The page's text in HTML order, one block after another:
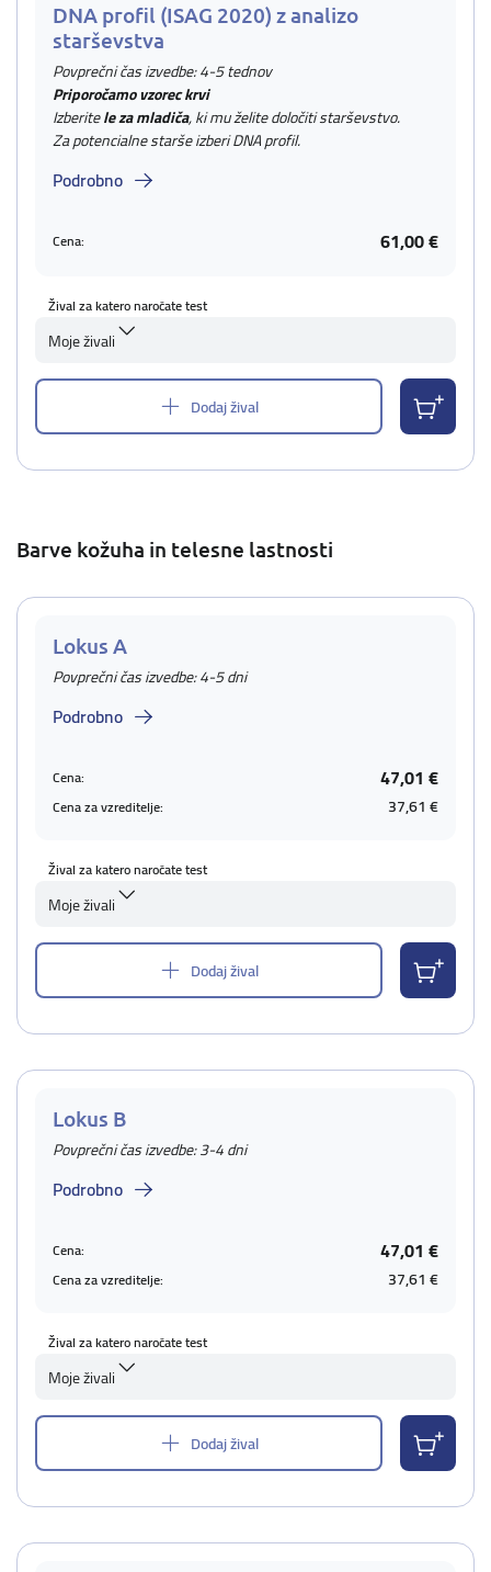
DNA profil (ISAG 2020) z analizo
starševstva
Povprečni čas izvedbe: 4-5 tednov
Priporočamo vzorec krvi
Izberitele za mladiča, ki mu želite določiti starševstvo.
Za potencialne starše izberi DNA profil.
Podrobno
Cena: 61,00 €
Žival za katero naročate test
Moje živali
Dodaj žival
Barve kožuha in telesne lastnosti
Lokus A
Povprečni čas izvedbe: 4-5 dni
Podrobno
Cena: 47,01 €
Cena za vzreditelje: 37,61 €
Žival za katero naročate test
Moje živali
Dodaj žival
Lokus B
Povprečni čas izvedbe: 3-4 dni
Podrobno
Cena: 47,01 €
Cena za vzreditelje: 37,61 €
Žival za katero naročate test
Moje živali
Dodaj žival